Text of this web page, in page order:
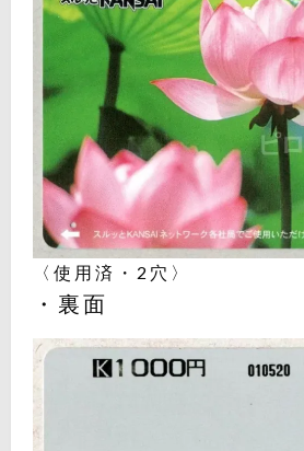
〈使用済・2穴〉
・裏面